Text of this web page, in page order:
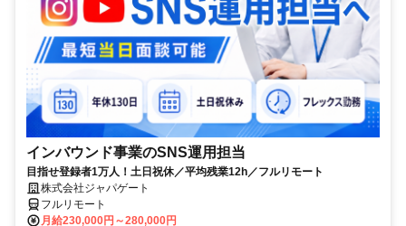
インバウンド事業のSNS運用担当
目指せ登録者1万人！土日祝休／平均残業12h／フルリモート
株式会社ジャパゲート
フルリモート
月給230,000円～280,000円